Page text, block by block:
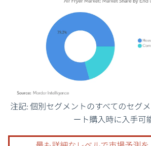
画像 © Mordor Intelligence。再利用にはCC BY 4.0